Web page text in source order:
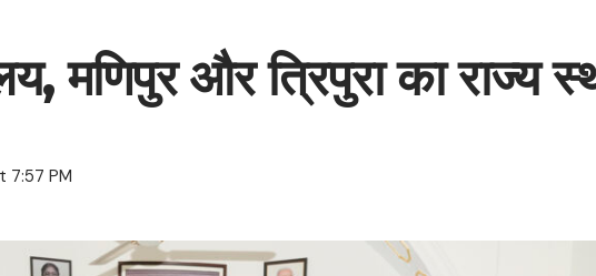
मणिपुर और त्रिपुरा का राज्य
7:57 PM